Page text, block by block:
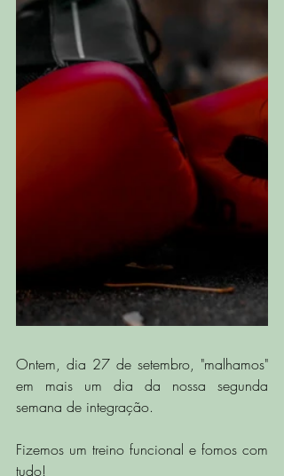
Ontem, dia 27 de setembro, "malhamos"
em mais um dia da nossa segunda
semana de integração.
Fizemos um treino funcional e fomos com
tudo!